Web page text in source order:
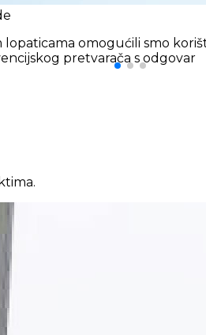
omogućili smo
pretvarača s odgovar